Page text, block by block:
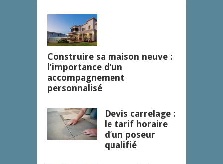
Construire sa maison neuve :
l’importance d’un
accompagnement
personnalisé
Devis carrelage :
le tarif horaire
d’un poseur
qualifié